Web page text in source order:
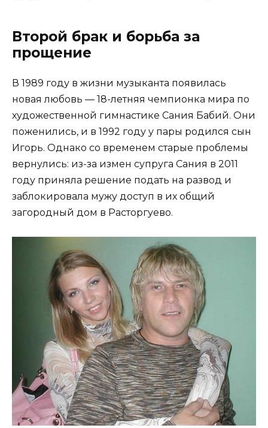
Второй брак и борьба за
прощение
В 1989 году в жизни музыканта появилась
новая любовь — 18-летняя чемпионка мира по
художественной гимнастике Сания Бабий. Они
поженились, и в 1992 году у пары родился сын
Игорь. Однако со временем старые проблемы
вернулись: из-за измен супруга Сания в 2011
году приняла решение подать на развод и
заблокировала мужу доступ в их общий
загородный дом в Расторгуево.